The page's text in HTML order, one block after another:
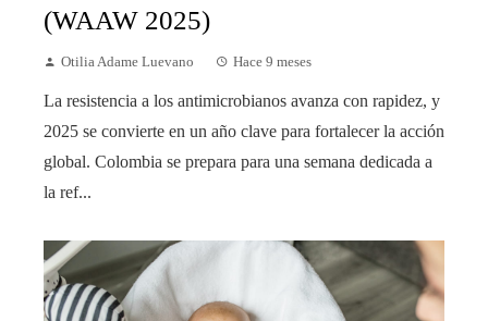
(WAAW 2025)
Otilia Adame Luevano Hace 9 meses
La resistencia a los antimicrobianos avanza con rapidez, y
2025 se convierte en un año clave para fortalecer la acción
global. Colombia se prepara para una semana dedicada a
la ref...